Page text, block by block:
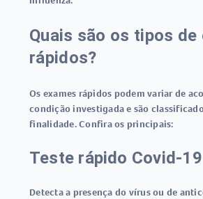
Quais são os tipos de
rápidos?
Os exames rápidos podem variar de
condição investigada e são
finalidade. Confira os principais:
Teste rápido Covid-19
Detecta a presença do vírus ou de